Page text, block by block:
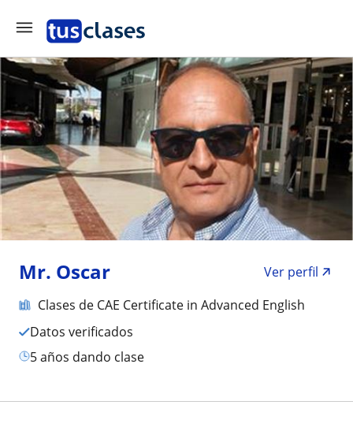
Mr. Oscar
Ver perfil
Clases de CAE Certificate in Advanced English
Datos verificados
5 años dando clase